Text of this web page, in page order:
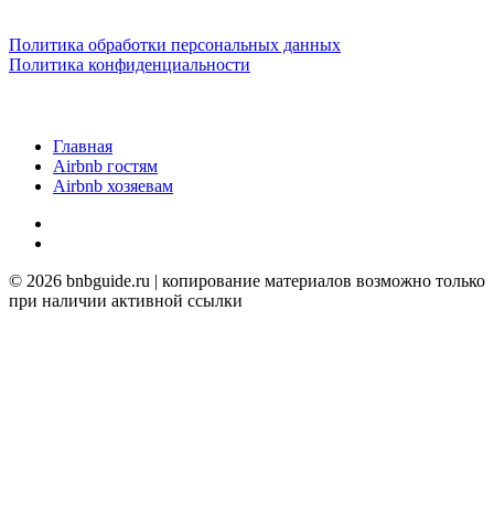
Политика обработки персональных данных
Политика конфиденциальности
Главная
Airbnb гостям
Airbnb хозяевам
© 2026 bnbguide.ru | копирование материалов возможно только
при наличии активной ссылки